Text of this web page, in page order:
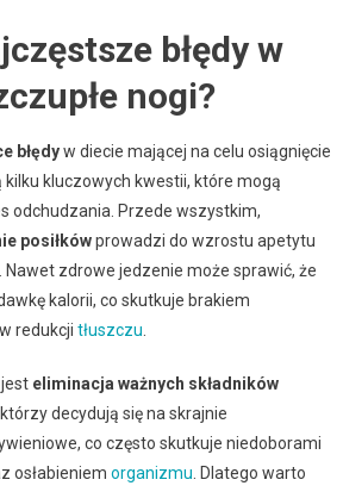
błędy w
nogi?
błędyw diecie mającej na celu osiągnięcie
kilku kluczowych kwestii, które mogą
odchudzania. Przede wszystkim,
posiłkówprowadzi do wzrostu apetytu
zdrowe jedzenie może sprawić, że
kalorii, co skutkuje brakiem
redukcji tłuszczu
eliminacja ważnych składników
decydują się na skrajnie
co często skutkuje niedoborami
osłabieniem organizmu . Dlatego warto